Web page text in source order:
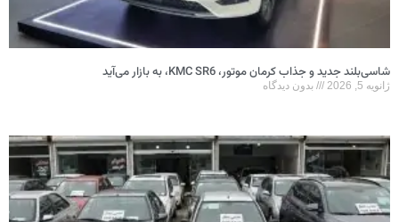
شاسی‌بلند جدید و جذاب کرمان موتور، KMC SR6، به بازار می‌آید
ژانویه 5, 2026 بدون دیدگاه